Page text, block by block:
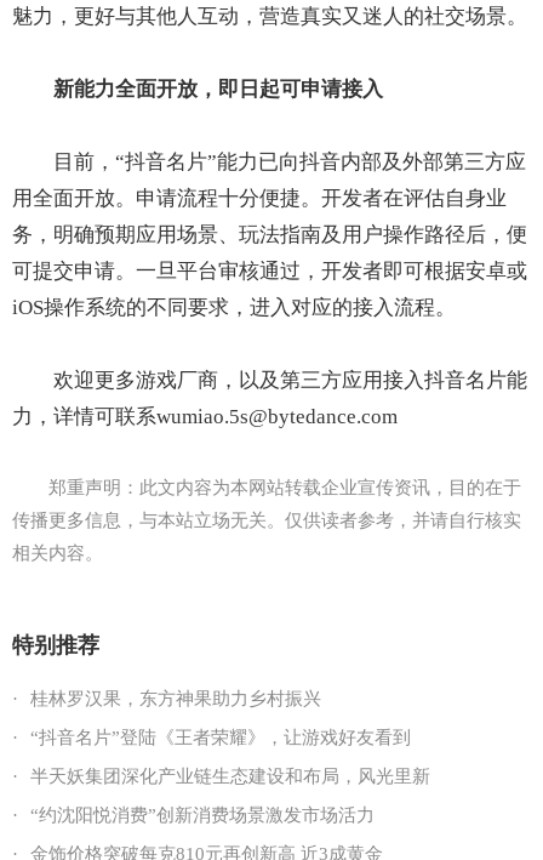
魅力，更好与其他人互动，营造真实又迷人的社交场景。
新能力全面开放，即日起可申请接入
目前，“抖音名片”能力已向抖音内部及外部第三方应
用全面开放。申请流程十分便捷。开发者在评估自身业
务，明确预期应用场景、玩法指南及用户操作路径后，便
可提交申请。一旦平台审核通过，开发者即可根据安卓或
iOS操作系统的不同要求，进入对应的接入流程。
欢迎更多游戏厂商，以及第三方应用接入抖音名片能
力，详情可联系wumiao.5s@bytedance.com
郑重声明：此文内容为本网站转载企业宣传资讯，目的在于
传播更多信息，与本站立场无关。仅供读者参考，并请自行核实
相关内容。
特别推荐
·
桂林罗汉果，东方神果助力乡村振兴
·
“抖音名片”登陆《王者荣耀》，让游戏好友看到
·
半天妖集团深化产业链生态建设和布局，风光里新
·
“约沈阳悦消费”创新消费场景激发市场活力
·
金饰价格突破每克810元再创新高 近3成黄金